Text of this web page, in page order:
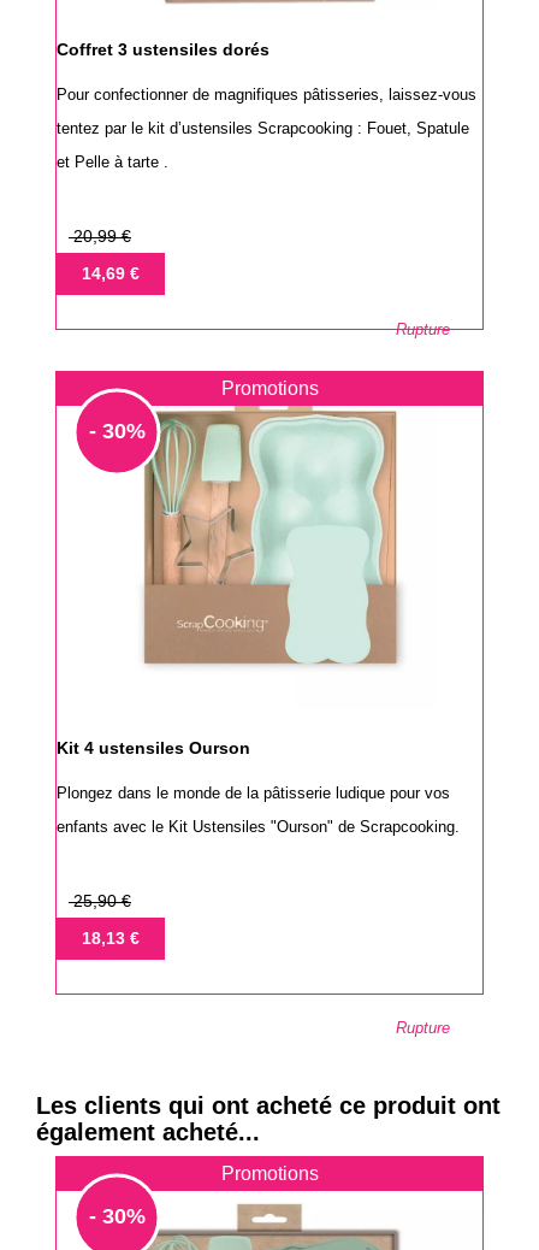
Coffret 3 ustensiles dorés
Pour confectionner de magnifiques pâtisseries, laissez-vous
tentez par le kit d’ustensiles Scrapcooking : Fouet, Spatule
et Pelle à tarte .
Prix
base
20,99 €
Prix14,69 €
Rupture
Promotions
- 30%
Kit 4 ustensiles Ourson
Plongez dans le monde de la pâtisserie ludique pour vos
enfants avec le Kit Ustensiles "Ourson" de Scrapcooking.
Prix
base
25,90 €
Prix18,13 €
Rupture
Les clients qui ont acheté ce produit ont
également acheté...
Promotions
- 30%